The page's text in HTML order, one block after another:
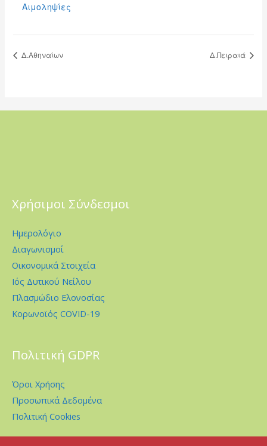
Αιμοληψίες
Δ.Αθηναίων Δ.Πειραιά
Χρήσιμοι Σύνδεσμοι
Ημερολόγιο
Διαγωνισμοί
Οικονομικά Στοιχεία
Ιός Δυτικού Νείλου
Πλασμώδιο Ελονοσίας
Κορωνοϊός COVID-19
Πολιτική GDPR
Όροι Χρήσης
Προσωπικά Δεδομένα
Πολιτική Cookies